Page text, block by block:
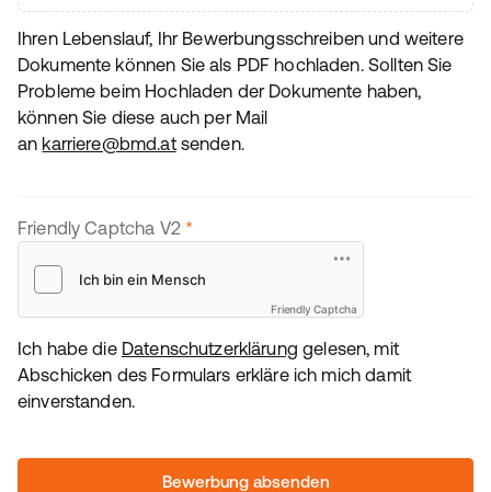
Ihren Lebenslauf, Ihr Bewerbungsschreiben und weitere
Dokumente können Sie als PDF hochladen. Sollten Sie
Probleme beim Hochladen der Dokumente haben,
können Sie diese auch per Mail
an karriere@bmd.atsenden.
Friendly Captcha V2 *
Friendly Captcha
Ich habe die Datenschutzerklärung gelesen, mit
Abschicken des Formulars erkläre ich mich damit
einverstanden.
Bewerbung absenden